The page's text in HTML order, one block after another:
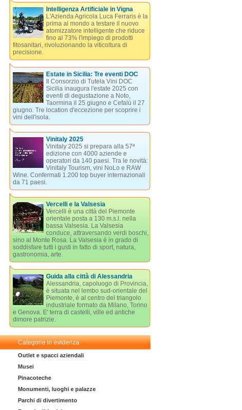
Intelligenza Artificiale in Vigna
L'Azienda Agricola Luca Ferraris è la
prima al mondo a testare il nuovo
atomizzatore intelligente che riduce
fino al 73% l'impiego di prodotti
fitosanitari, rivoluzionando la viticoltura di
precisione.
Estate in Sicilia: Tre eventi DOC
Il Consorzio di Tutela Vini DOC
Sicilia inaugura l'estate 2025 con
eventi di degustazione a Noto,
Taormina il 25 giugno e Cefalù il 27
giugno. Tre location d'eccezione per scoprire i
vini dell'isola.
Vinitaly 2025
Vinitaly 2025 si prepara alla 57ª
edizione con 4000 aziende e
operatori da 140 paesi. Tra le novità:
Vinitaly Tourism, vini NoLo e RAW
Wine. Confermati 1.200 top buyer internazionali
da 71 paesi.
Vercelli e la Valsesia
Vercelli è una città del Piemonte
orientale posta a 130 m.s.l. nella
bassa Valsesia. La Valsesia
conduce, attraversando verdi boschi,
sino al Monte Rosa. La Valsesia è in grado di
soddisfare tutti i gusti in fatto di sport, natura,
gastronomia, arte.
Guida alla città di Alessandria
Alessandria, capoluogo di Provincia,
è situata nel lembo sud-orientale del
Piemonte, è al centro del triangolo
industriale formato da Milano, Torino
e Genova. E' terra di castelli, ville ed antiche
dimore patrizie.
Categorie in evidenza
Outlet e spacci aziendali
Musei
Pinacoteche
Monumenti, luoghi e palazze
Parchi di divertimento